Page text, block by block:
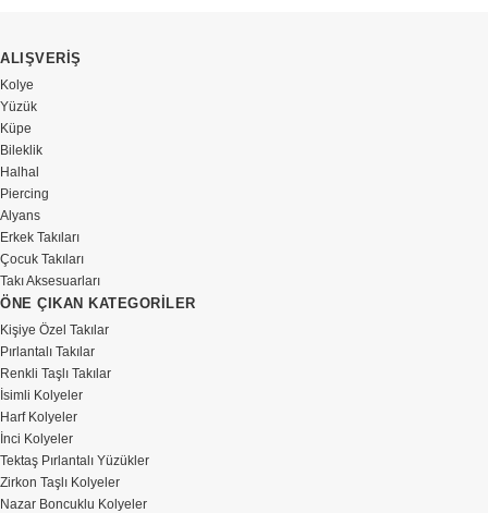
ALIŞVERİŞ
Kolye
Yüzük
Küpe
Bileklik
Halhal
Piercing
Alyans
Erkek Takıları
Çocuk Takıları
Takı Aksesuarları
ÖNE ÇIKAN KATEGORİLER
Kişiye Özel Takılar
Pırlantalı Takılar
Renkli Taşlı Takılar
İsimli Kolyeler
Harf Kolyeler
İnci Kolyeler
Tektaş Pırlantalı Yüzükler
Zirkon Taşlı Kolyeler
Nazar Boncuklu Kolyeler